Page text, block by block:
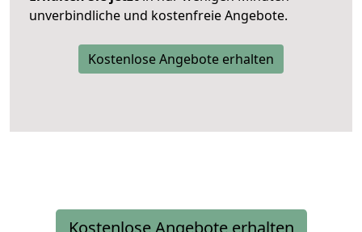
unverbindliche und kostenfreie Angebote.
Kostenlose Angebote erhalten
Kostenlose Angebote erhalten